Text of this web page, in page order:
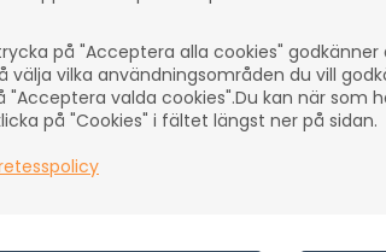
på "Acceptera alla cookies"
välja vilka användningsområden du vill
"Acceptera valda cookies".Du kan när som
på "Cookies" i fältet längst ner på sidan.